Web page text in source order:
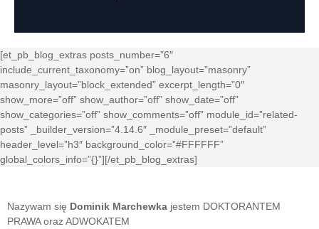
Nazywam się Dominik Marchewka jestem DOKTORANTEM
PRAWA oraz ADWOKATEM
[et_pb_blog_extras posts_number=”6″
include_current_taxonomy=”on” blog_layout=”masonry”
masonry_layout=”block_extended” excerpt_length=”0″
show_more=”off” show_author=”off” show_date=”off”
show_categories=”off” show_comments=”off” module_id=”related-
posts” _builder_version=”4.14.6″ _module_preset=”default”
header_level=”h3″ background_color=”#FFFFFF”
global_colors_info=”{}”][/et_pb_blog_extras]